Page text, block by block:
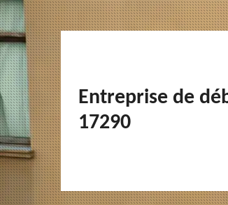
Entreprise de
17290